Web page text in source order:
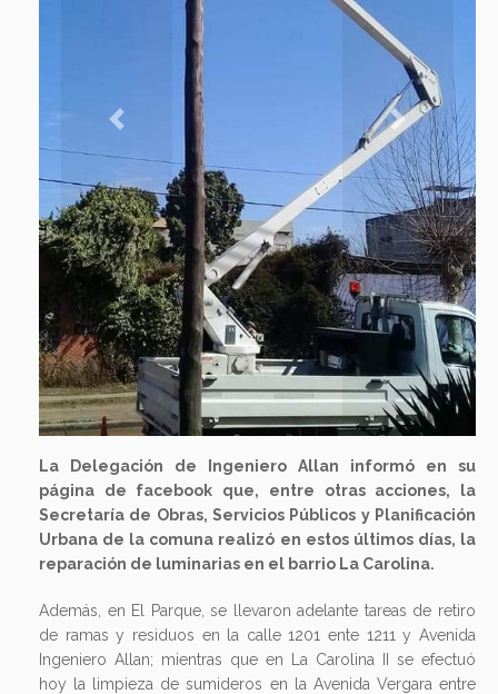
Previous Next
La Delegación de Ingeniero Allan informó en su
página de facebook que, entre otras acciones, la
Secretaría de Obras, Servicios Públicos y Planificación
Urbana de la comuna realizó en estos últimos días, la
reparación de luminarias en el barrio La Carolina.
Además, en El Parque, se llevaron adelante tareas de retiro
de ramas y residuos en la calle 1201 ente 1211 y Avenida
Ingeniero Allan; mientras que en La Carolina II se efectuó
hoy la limpieza de sumideros en la Avenida Vergara entre